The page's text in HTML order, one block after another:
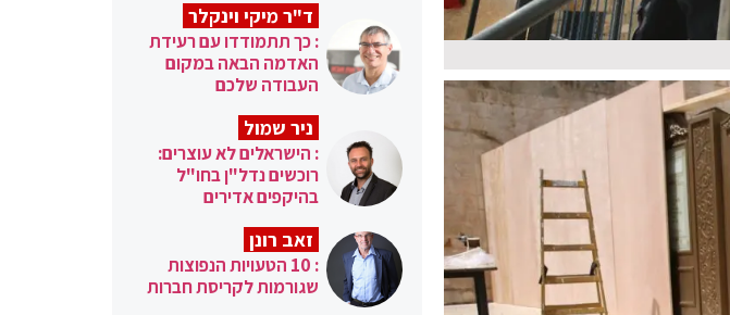
ד"ר מיקי וינקלר
: כך תתמודדו עם רעידת
האדמה הבאה במקום
העבודה שלכם
ניר שמול
: הישראלים לא עוצרים:
רוכשים נדל"ן בחו"ל
בהיקפים אדירים
זאב רונן
: 10 הטעויות הנפוצות
שגורמות לקריסת חברות